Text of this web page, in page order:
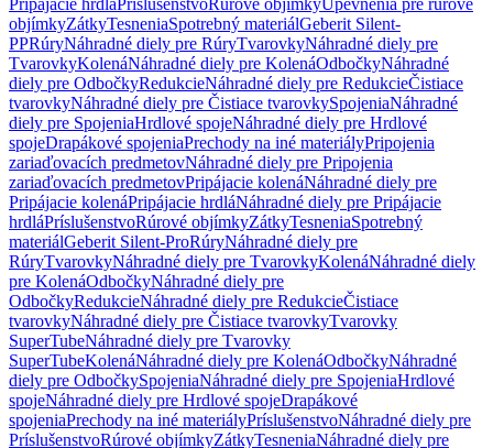
Pripájacie hrdláPríslušenstvoRúrové objímkyUpevnenia pre rúrové
objímkyZátkyTesneniaSpotrebný materiálGeberit Silent-
PPRúryNáhradné diely pre RúryTvarovkyNáhradné diely pre
TvarovkyKolenáNáhradné diely pre KolenáOdbočkyNáhradné
diely pre OdbočkyRedukcieNáhradné diely pre RedukcieČistiace
tvarovkyNáhradné diely pre Čistiace tvarovkySpojeniaNáhradné
diely pre SpojeniaHrdlové spojeNáhradné diely pre Hrdlové
spojeDrapákové spojeniaPrechody na iné materiályPripojenia
zariaďovacích predmetovNáhradné diely pre Pripojenia
zariaďovacích predmetovPripájacie kolenáNáhradné diely pre
Pripájacie kolenáPripájacie hrdláNáhradné diely pre Pripájacie
hrdláPríslušenstvoRúrové objímkyZátkyTesneniaSpotrebný
materiálGeberit Silent-ProRúryNáhradné diely pre
RúryTvarovkyNáhradné diely pre TvarovkyKolenáNáhradné diely
pre KolenáOdbočkyNáhradné diely pre
OdbočkyRedukcieNáhradné diely pre RedukcieČistiace
tvarovkyNáhradné diely pre Čistiace tvarovkyTvarovky
SuperTubeNáhradné diely pre Tvarovky
SuperTubeKolenáNáhradné diely pre KolenáOdbočkyNáhradné
diely pre OdbočkySpojeniaNáhradné diely pre SpojeniaHrdlové
spojeNáhradné diely pre Hrdlové spojeDrapákové
spojeniaPrechody na iné materiályPríslušenstvoNáhradné diely pre
PríslušenstvoRúrové objímkyZátkyTesneniaNáhradné diely pre